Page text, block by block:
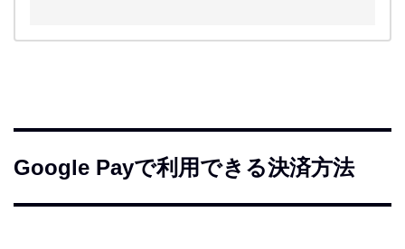
Google Payで利用できる決済方法